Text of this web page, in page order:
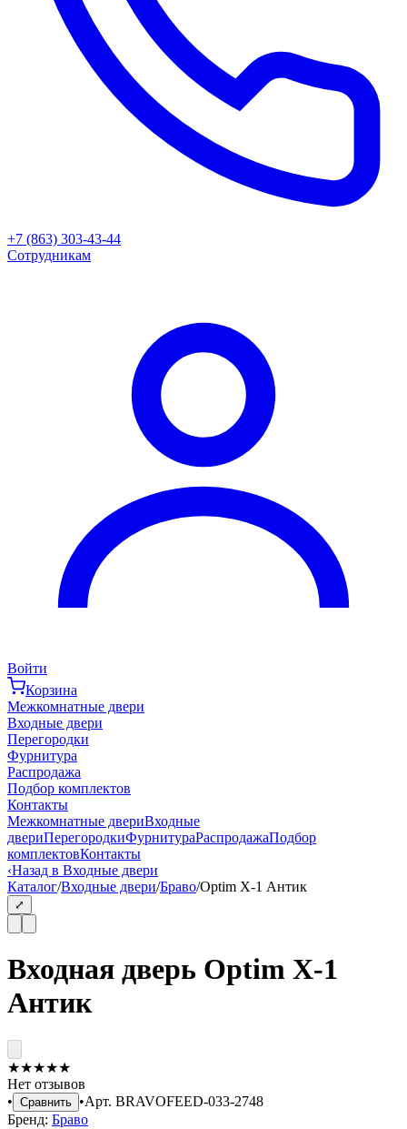
+7 (863) 303-43-44
Сотрудникам
Войти
Корзина
Межкомнатные двери
Входные двери
Перегородки
Фурнитура
Распродажа
Подбор комплектов
Контакты
Межкомнатные двериВходные
двериПерегородкиФурнитураРаспродажаПодбор
комплектовКонтакты
‹Назад в Входные двери
Каталог/Входные двери/Браво/Optim X-1 Антик
⤢
Входная дверь Optim X-1
Антик
★★★★★
Нет отзывов
• Сравнить •Арт. BRAVOFEED-033-2748
Бренд: Браво